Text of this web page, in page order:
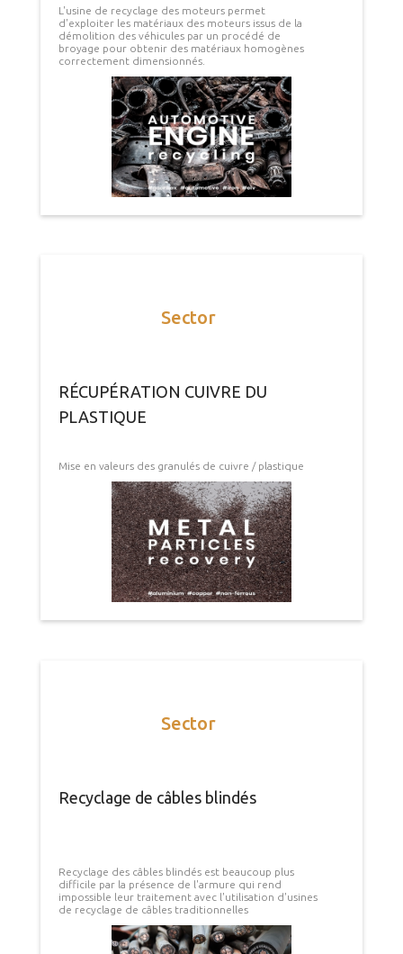
L'usine de recyclage des moteurs permet
d'exploiter les matériaux des moteurs issus de la
démolition des véhicules par un procédé de
broyage pour obtenir des matériaux homogènes
correctement dimensionnés.
Sector
RÉCUPÉRATION CUIVRE DU
PLASTIQUE
Mise en valeurs des granulés de cuivre / plastique
Sector
Recyclage de câbles blindés
Recyclage des câbles blindés est beaucoup plus
difficile par la présence de l'armure qui rend
impossible leur traitement avec l'utilisation d'usines
de recyclage de câbles traditionnelles